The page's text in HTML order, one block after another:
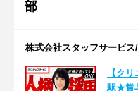
部
株式会社スタッフサービス
【ク
駅★賞